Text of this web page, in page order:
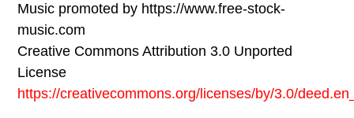
Music promoted by https://www.free-stock-
music.com
Creative Commons Attribution 3.0 Unported
License
https://creativecommons.org/licenses/by/3.0/